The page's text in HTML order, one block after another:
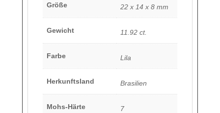
Größe 22 x 14 x 8 mm
Gewicht 11.92 ct.
Farbe Lila
Herkunftsland Brasilien
Mohs-Härte 7